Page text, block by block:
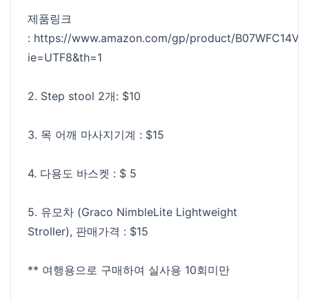
제품링크
: https://www.amazon.com/gp/product/
ie=UTF8&th=1
2. Step stool 2개: $10
3. 목 어깨 마사지기계 : $15
4. 다용도 바스켓 : $ 5
5. 유모차 (Graco NimbleLite Lightweight
Stroller), 판매가격 : $15
** 여행용으로 구매하여 실사용 10회미만